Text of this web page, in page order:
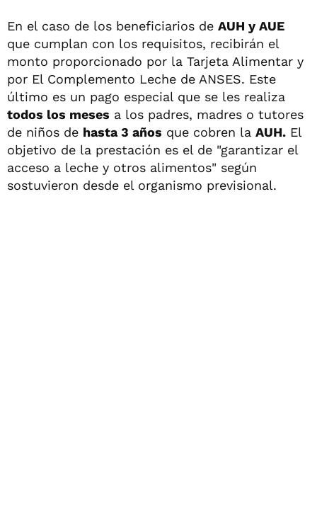
En el caso de los beneficiarios de AUH y AUE
que cumplan con los requisitos, recibirán el
monto proporcionado por la Tarjeta Alimentar y
por El Complemento Leche de ANSES. Este
último es un pago especial que se les realiza
todos los meses a los padres, madres o tutores
de niños de hasta 3 años que cobren la AUH. El
objetivo de la prestación es el de "garantizar el
acceso a leche y otros alimentos" según
sostuvieron desde el organismo previsional.